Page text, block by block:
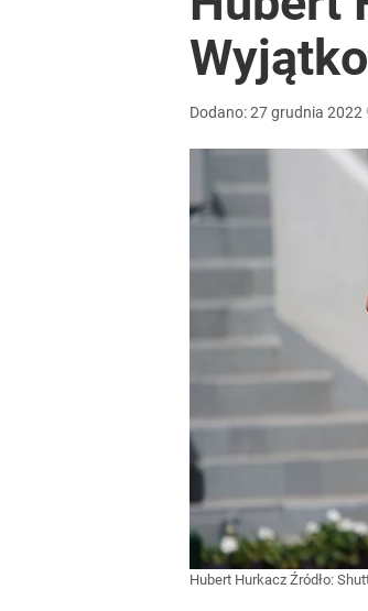
Dodano:27grudnia 2022
Hubert Hurkacz Źródło: